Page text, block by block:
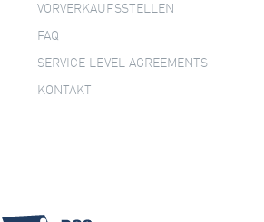
VORVERKAUFSSTELLEN
FAQ
SERVICE LEVEL AGREEMENTS
KONTAKT